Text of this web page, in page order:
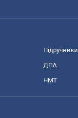
Підручники
ДПА
НМТ